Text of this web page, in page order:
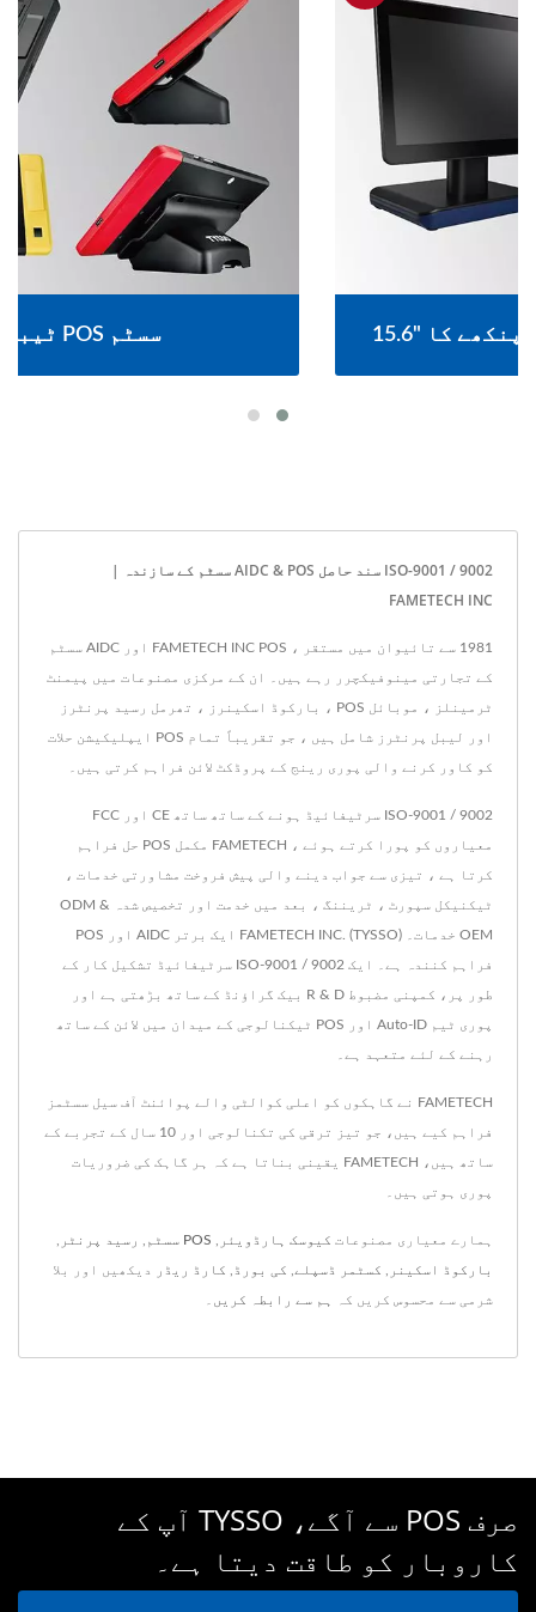
15.6" ٹچ اسکرین بغیر پنکھے کا POS سسٹم
ISO-9001 / 9002 سند حاصل AIDC & POS سسٹم کے سازندہ |
FAMETECH INC
1981 سے تائیوان میں مستقر ، FAMETECH INC POS اور AIDC سسٹم
کے تجارتی مینوفیکچرر رہے ہیں۔ ان کے مرکزی مصنوعات میں پیمنٹ
ٹرمینلز ، موبائل POS ، بارکوڈ اسکینرز ، تھرمل رسید پرنٹرز
اور لیبل پرنٹرز شامل ہیں ، جو تقریباً تمام POS ایپلیکیشن حلات
کو کاور کرنے والی پوری رینج کے پروڈکٹ لائن فراہم کرتی ہیں۔
ISO-9001 / 9002 سرٹیفائیڈ ہونے کے ساتھ ساتھ CE اور FCC
معیاروں کو پورا کرتے ہوئے ، FAMETECH مکمل POS حل فراہم
کرتا ہے ، تیزی سے جواب دینے والی پیش فروخت مشاورتی خدمات ،
ٹیکنیکل سپورٹ ، ٹریننگ ، بعد میں خدمت اور تخصیص شدہ ODM &
OEM خدمات۔ FAMETECH INC. (TYSSO) ایک برتر AIDC اور POS
فراہم کنندہ ہے۔ ایک ISO-9001 / 9002 سرٹیفائیڈ تشکیل کار کے
طور پر، کمپنی مضبوط R & D بیک گراؤنڈ کے ساتھ بڑھتی ہے اور
پوری ٹیم Auto-ID اور POS ٹیکنالوجی کے میدان میں لائن کے ساتھ
رہنے کے لئے متعہد ہے۔
FAMETECH نے گاہکوں کو اعلی کوالٹی والے پوائنٹ آف سیل سسٹمز
فراہم کیے ہیں، جو تیز ترقی کی تکنالوجی اور 10 سال کے تجربے کے
ساتھ ہیں، FAMETECH یقینی بناتا ہے کہ ہر گاہک کی ضروریات
پوری ہوتی ہیں۔
ہمارے معیاری مصنوعات کیوسک ہارڈویئر POS سسٹم رسید پرنٹر
بارکوڈ اسکینر کسٹمر ڈسپلے کی بورڈ کارڈ ریڈر دیکھیں اور بلا
شرمی سے محسوس کریں کہ ہم سے رابطہ کریں
صرف POS سے آگے، TYSSO آپ کے
کاروبار کو طاقت دیتا ہے۔